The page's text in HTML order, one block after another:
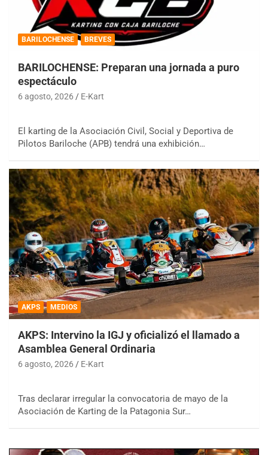
BARILOCHENSE BREVES
BARILOCHENSE: Preparan una jornada a puro
espectáculo
6 agosto, 2026 E-Kart
El karting de la Asociación Civil, Social y Deportiva de
Pilotos Bariloche (APB) tendrá una exhibición…
AKPS MEDIOS
AKPS: Intervino la IGJ y oficializó el llamado a
Asamblea General Ordinaria
6 agosto, 2026 E-Kart
Tras declarar irregular la convocatoria de mayo de la
Asociación de Karting de la Patagonia Sur…